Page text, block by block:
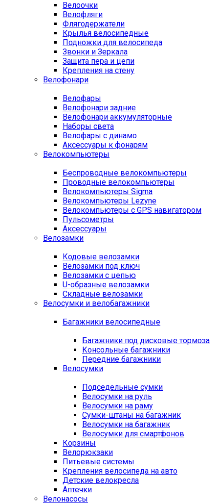
Велоочки
Велофляги
Флягодержатели
Крылья велосипедные
Подножки для велосипеда
Звонки и Зеркала
Защита пера и цепи
Крепления на стену
Велофонари
Велофары
Велофонари задние
Велофонари аккумуляторные
Наборы света
Велофары с динамо
Аксессуары к фонарям
Велокомпьютеры
Беспроводные велокомпьютеры
Проводные велокомпьютеры
Велокомпьютеры Sigma
Велокомпьютеры Lezyne
Велокомпьютеры с GPS навигатором
Пульсометры
Аксессуары
Велозамки
Кодовые велозамки
Велозамки под ключ
Велозамки с цепью
U-образные велозамки
Складные велозамки
Велосумки и велобагажники
Багажники велосипедные
Багажники под дисковые тормоза
Консольные багажники
Передние багажники
Велосумки
Подседельные сумки
Велосумки на руль
Велосумки на раму
Сумки-штаны на багажник
Велосумки на багажник
Велосумки для смартфонов
Корзины
Велорюкзаки
Питьевые системы
Крепления велосипеда на авто
Детские велокресла
Аптечки
Велонасосы